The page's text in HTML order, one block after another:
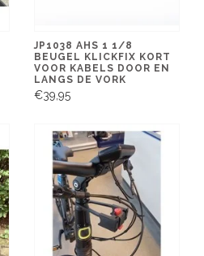
JP1038 AHS 1 1/8
BEUGEL KLICKFIX KORT
VOOR KABELS DOOR EN
LANGS DE VORK
€39,95